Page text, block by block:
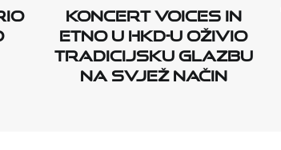
Koncert Voices in
Etno u HKD-u oživio
tradicijsku glazbu
na svjež način